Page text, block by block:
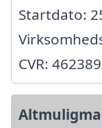
Startdato:
CVR: